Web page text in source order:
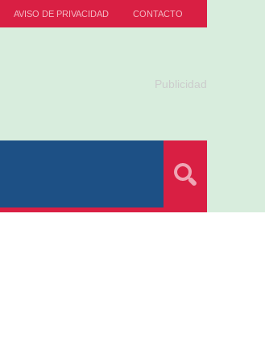
AVISO DE PRIVACIDAD CONTACTO
Publicidad